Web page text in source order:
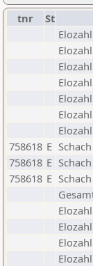
tnr St
758618 E
758618 E
758618 E